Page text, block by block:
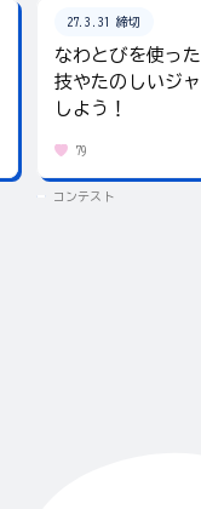
27.3.31 締切
なわとびを使っ
技やたのしいジ
しよう！
79
コンテスト